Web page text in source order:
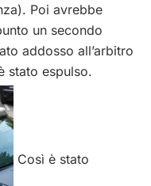
Poi avrebbe
un secondo
addosso all’arbitro
stato espulso.
Così è stato